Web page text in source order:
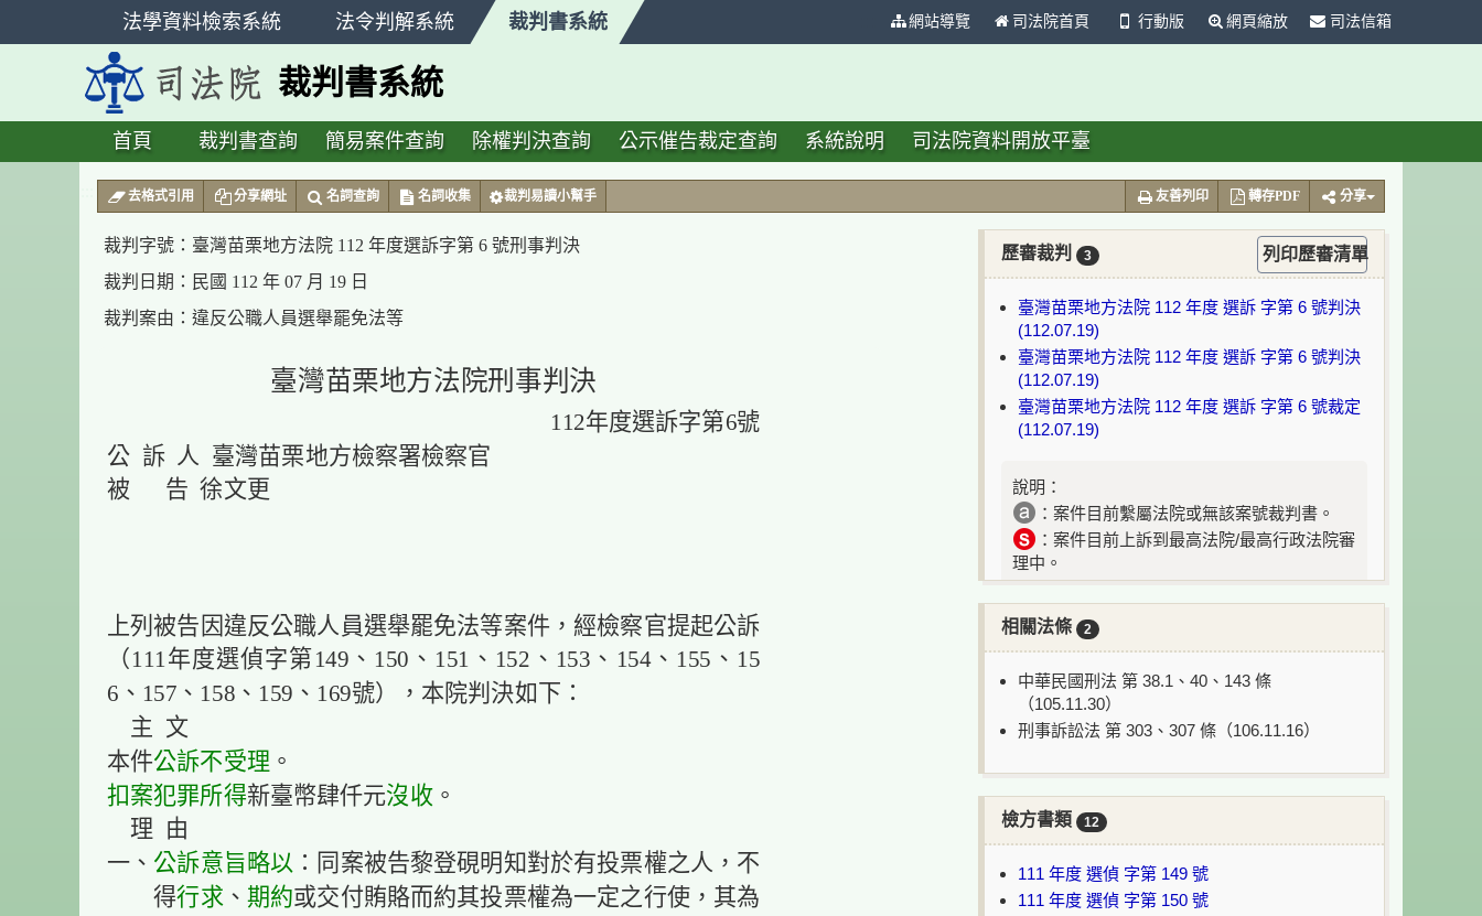
法學資料檢索系統 法令判解系統 裁判書系統 網站導覽 司法院首頁 行動版 網頁縮放 司法信箱
裁判書系統
首頁 裁判書查詢 簡易案件查詢 除權判決查詢 公示催告裁定查詢 系統說明 司法院資料開放平臺
去格式引用 分享網址 名詞查詢 名詞收集 裁判易讀小幫手 友善列印 轉存PDF 分享
裁判字號： 臺灣苗栗地方法院 112 年度選訴字第 6 號刑事判決
裁判日期： 民國 112 年 07 月 19 日
裁判案由： 違反公職人員選舉罷免法等
臺灣苗栗地方法院刑事判決
112年度選訴字第6號
公 訴 人 臺灣苗栗地方檢察署檢察官
被 告 徐文更
上列被告因違反公職人員選舉罷免法等案件，經檢察官提起公訴
（111年度選偵字第149、150、151、152、153、154、155、15
6、157、158、159、169號），本院判決如下：
主 文
本件公訴不受理 。
扣案犯罪所得新臺幣肆仟元沒收。
理 由
一、 公訴意旨略以 ：同案被告黎登硯明知對於有投票權之人，不
得行求、 期約或交付賄賂而約其投票權為一定之行使，其為
歷審裁判 3 列印歷審清單
臺灣苗栗地方法院 112 年度 選訴 字第 6 號判決
(112.07.19)
臺灣苗栗地方法院 112 年度 選訴 字第 6 號判決
(112.07.19)
臺灣苗栗地方法院 112 年度 選訴 字第 6 號裁定
(112.07.19)
說明：
：案件目前繫屬法院或無該案號裁判書。
：案件目前上訴到最高法院/最高行政法院審
理中。
相關法條 2
中華民國刑法 第 38.1、40、143 條
（105.11.30）
刑事訴訟法 第 303、307 條（106.11.16）
檢方書類 12
111 年度 選偵 字第 149 號
111 年度 選偵 字第 150 號